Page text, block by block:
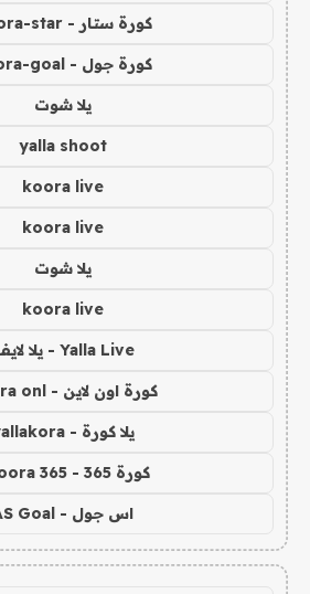
كورة ستار - koora-star
كورة جول - koora-goal
يلا شوت
yalla shoot
koora live
koora live
يلا شوت
koora live
Yalla Live - يلا لايف
كورة اون لاين - koora onl
يلا كورة - yallakora
كورة 365 - kooora 365
اس جول - AS Goal